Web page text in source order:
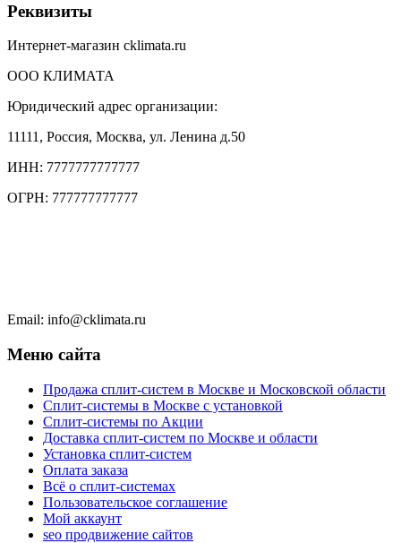
Реквизиты
Интернет-магазин cklimata.ru
ООО КЛИМАТА
Юридический адрес организации:
11111, Россия, Москва, ул. Ленина д.50
ИНН: 7777777777777
ОГРН: 777777777777
Email: info@cklimata.ru
Меню сайта
Продажа сплит-систем в Москве и Московской области
Сплит-системы в Москве с установкой
Сплит-системы по Акции
Доставка сплит-систем по Москве и области
Установка сплит-систем
Оплата заказа
Всё о сплит-системах
Пользовательское соглашение
Мой аккаунт
seo продвижение сайтов